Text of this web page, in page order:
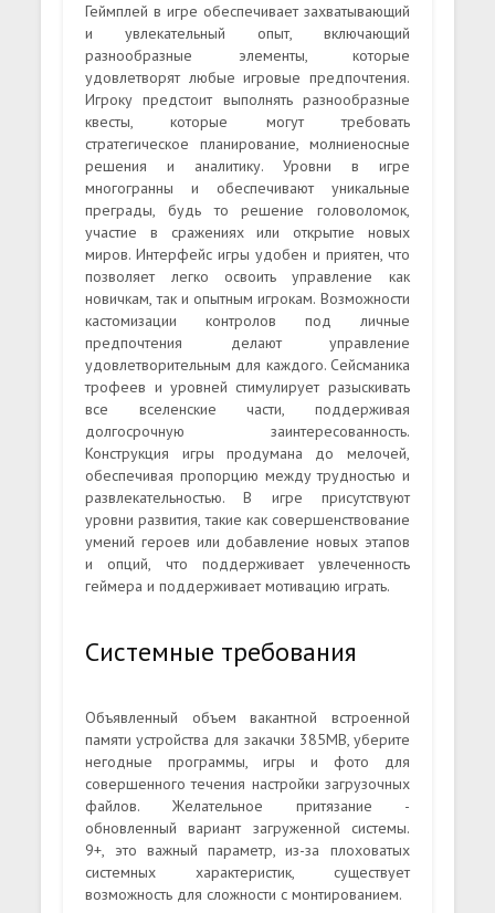
Геймплей в игре обеспечивает захватывающий
и увлекательный опыт, включающий
разнообразные элементы, которые
удовлетворят любые игровые предпочтения.
Игроку предстоит выполнять разнообразные
квесты, которые могут требовать
стратегическое планирование, молниеносные
решения и аналитику. Уровни в игре
многогранны и обеспечивают уникальные
преграды, будь то решение головоломок,
участие в сражениях или открытие новых
миров. Интерфейс игры удобен и приятен, что
позволяет легко освоить управление как
новичкам, так и опытным игрокам. Возможности
кастомизации контролов под личные
предпочтения делают управление
удовлетворительным для каждого. Сейсманика
трофеев и уровней стимулирует разыскивать
все вселенские части, поддерживая
долгосрочную заинтересованность.
Конструкция игры продумана до мелочей,
обеспечивая пропорцию между трудностью и
развлекательностью. В игре присутствуют
уровни развития, такие как совершенствование
умений героев или добавление новых этапов
и опций, что поддерживает увлеченность
геймера и поддерживает мотивацию играть.
Системные требования
Объявленный объем вакантной встроенной
памяти устройства для закачки 385MB, уберите
негодные программы, игры и фото для
совершенного течения настройки загрузочных
файлов. Желательное притязание -
обновленный вариант загруженной системы.
9+, это важный параметр, из-за плоховатых
системных характеристик, существует
возможность для сложности с монтированием.